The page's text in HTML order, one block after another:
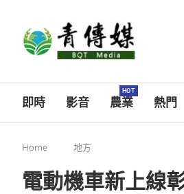
即時 影音 農業
HOT
熱門
Home 地方
電動機車新上線